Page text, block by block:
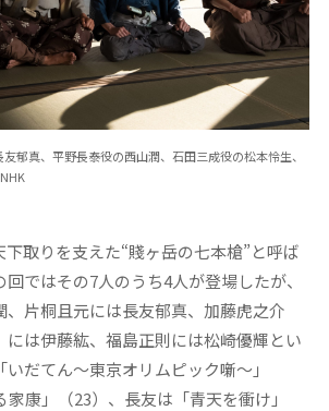
友郁真、平野長泰役の西山潤、石田三成役の松本怜生、
取りを支えた“賤ヶ岳の七本槍”と呼ば
ではその7人のうち4人が登場したが、
、片桐且元には長友郁真、加藤虎之介
には伊藤紘、福島正則には松崎優輝とい
だてん〜東京オリムピック噺〜」
家康」（23）、長友は「青天を衝け」